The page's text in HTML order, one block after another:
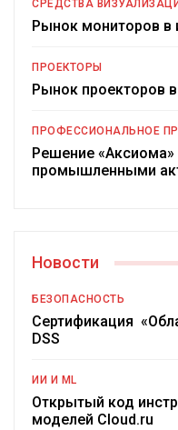
СРЕДСТВА
Рынок мониторов в
ПРОЕКТОРЫ
Рынок проекторов
ПРОФЕССИОНАЛЬНОЕ
Решение «Аксиома»
промышленными
Новости
БЕЗОПАСНОСТЬ
Сертификация
DSS
ИИ И ML
Открытый код
моделей Cloud.ru